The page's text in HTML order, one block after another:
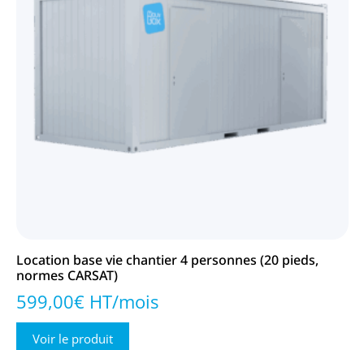
Location base vie chantier 4 personnes (20 pieds,
normes CARSAT)
599,00€ HT/mois
Voir le produit